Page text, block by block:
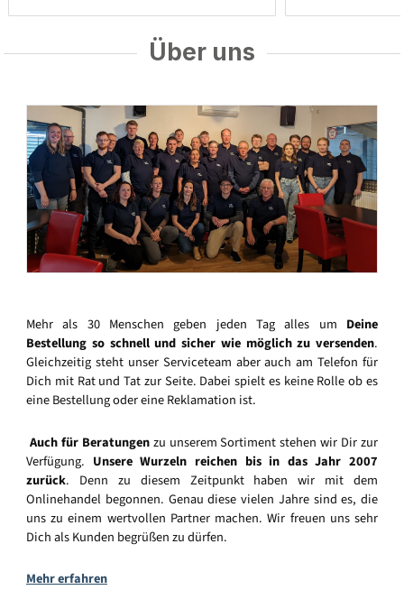
Über uns
Mehr als 30 Menschen geben jeden Tag alles um Deine
Bestellung so schnell und sicher wie möglich zu versenden.
Gleichzeitig steht unser Serviceteam aber auch am Telefon für
Dich mit Rat und Tat zur Seite. Dabei spielt es keine Rolle ob es
eine Bestellung oder eine Reklamation ist.
Auch für Beratungenzu unserem Sortiment stehen wir Dir zur
Verfügung. Unsere Wurzeln reichen bis in das Jahr 2007
zurück. Denn zu diesem Zeitpunkt haben wir mit dem
Onlinehandel begonnen. Genau diese vielen Jahre sind es, die
uns zu einem wertvollen Partner machen. Wir freuen uns sehr
Dich als Kunden begrüßen zu dürfen.
Mehr erfahren